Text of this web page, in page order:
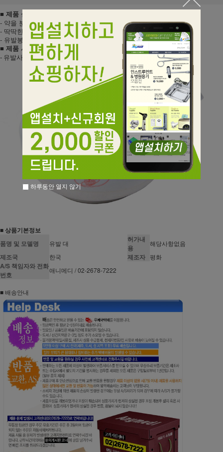
■ 제품 설명
- 약을 분쇄하는 도구입니다.
- 딱딱한 물체나 단단한 약품을 가루로 만들 때 사용하는 도구입니다.
- 유발봉 포함입니다.
■ 제품 사양
- 유발사이즈 : 상측지름 15.5cm 높이 6cm
■ 상품기본정보
품명 및 모델명
유발 대
허가내
용
해당사항없음
제조국 한국 제조자 평화
A/S 책임자와 전화
번호
애니메디 / 02-2678-7222
■ 배송안내
하루동안 열지 않기